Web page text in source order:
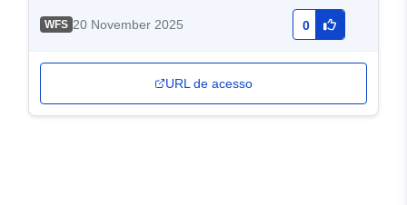
WFS 20 November 2025 0
URL de acesso